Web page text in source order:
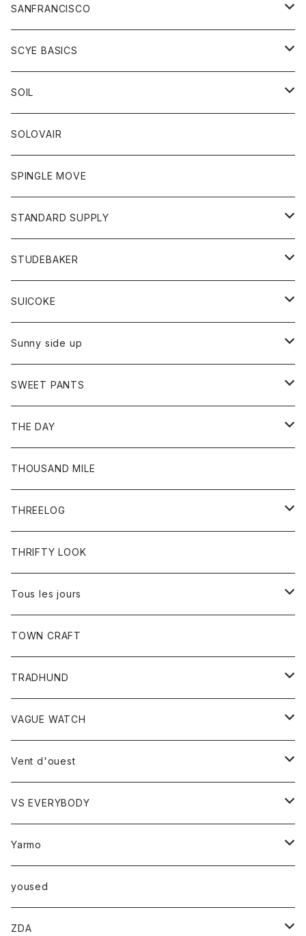
ベスト
ボトム
ワンピース
コート
パーカー
スカート
Tシャツ
トップス
Tシャツ
トレーナー
ボトム
ショートパンツ
スカート
レディース
スカート
Tシャツ
アクセサリー
バック
グッズ
靴
SANFRANCISCO
アウター
カーディガン
コート
グッズ
ネクタイ
グローブ
アクセサリー
トップス
カットソー
カーディガン
ボトム
ショートパンツ
パンツ
レディース
カットソー
カーディガン
ワンピース
コート
SCYE BASICS
ボトム
ジーンズ
チノパン
トップス
ポロシャツ
ベスト
靴
SOIL
靴
ワンピース
トップス
カットソー
ボトム
パンツ
オーバーオール
SOLOVAIR
SPINGLE MOVE
STANDARD SUPPLY
財布
バッグ
STUDEBAKER
アクセサリー
ブレスレット
リング
SUICOKE
ブーツ
サンダル
Sunny side up
アウター
Ｇジャン
ボトム
ジーンズ
SWEET PANTS
ボトム
ショートパンツ
THE DAY
トップス
Tシャツ
THOUSAND MILE
THREELOG
トップス
Tシャツ
THRIFTY LOOK
Tous les jours
トップス
レディース
カットソー
TOWN CRAFT
TRADHUND
セーター
ベスト
VAGUE WATCH
時計
Vent d'ouest
ボトム
スカート
トップス
ベスト
VS EVERYBODY
トップス
Ｔシャツ
Yarmo
アウター
コート
小物
yoused
ZDA